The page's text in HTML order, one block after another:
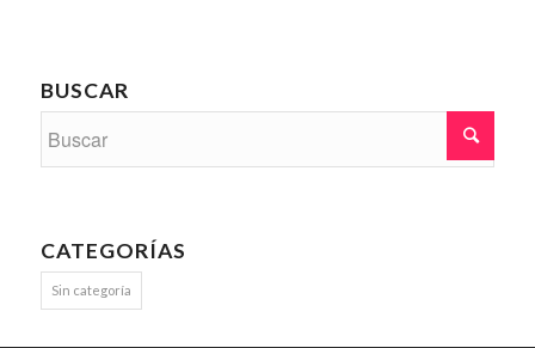
BUSCAR
CATEGORÍAS
Sin categoría